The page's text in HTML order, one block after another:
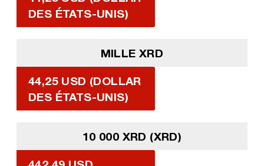
DES ÉTATS-UNIS)
MILLE XRD
44,25 USD (DOLLAR
DES ÉTATS-UNIS)
10 000 XRD (XRD)